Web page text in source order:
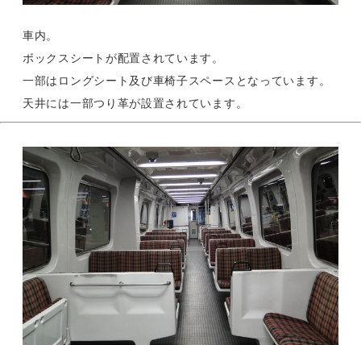
車内。
ボックスシートが配置されています。
一部はロングシート及び車椅子スペースとなっています。
天井には一部つり革が設置されています。